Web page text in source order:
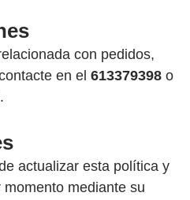
con pedidos,
en el 613379398‬ o
.
actualizar esta política y
mediante su